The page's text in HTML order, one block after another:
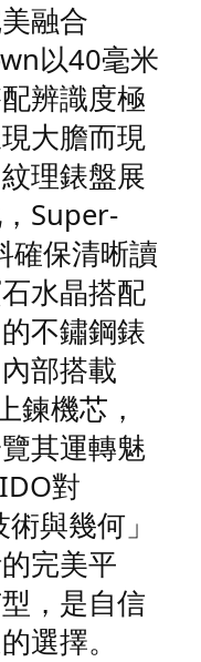
融合
以40毫米
辨識度極
大膽而現
理錶盤展
Super-
確保清晰讀
水晶搭配
不鏽鋼錶
部搭載
鍊機芯，
其運轉魅
對
術與幾何」
完美平
，是自信
選擇。